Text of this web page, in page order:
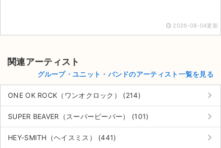
ご利用ガイド
ご利用ガイド
手数料・お支払い方法
AIに質問する
よくある質問
2026-08-04更新
関連アーティスト
グループ・ユニット・バンドのアーティスト一覧を見る
ONE OK ROCK（ワンオクロック） (214) keyboard_arrow_right
SUPER BEAVER（スーパービーバー） (101) keyboard_arrow_right
HEY-SMITH（ヘイスミス） (441) keyboard_arrow_right